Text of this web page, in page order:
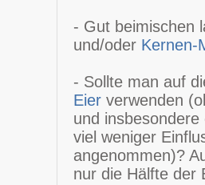
- Gut beimischen
und/oder Kernen-
- Sollte man auf
Eier verwenden
und
viel weniger
angenommen)?
nur die Hälfte der